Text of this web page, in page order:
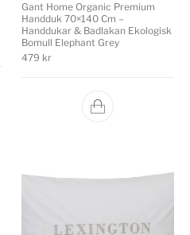
Gant Home Organic Premium
Handduk 70×140 Cm –
Handdukar & Badlakan Ekologisk
Bomull Elephant Grey
479 kr